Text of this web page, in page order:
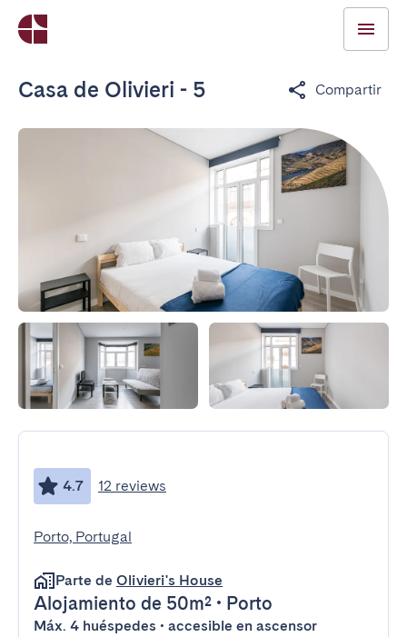
Casa de Olivieri - 5 Compartir
4.7 12 reviews
Porto, Portugal
Parte de Olivieri's House
Alojamiento de 50m² • Porto
Máx. 4 huéspedes • accesible en ascensor